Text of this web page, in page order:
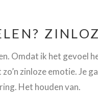
Omdat ik het gevoel
zinloze emotie. Je
Het houden van.